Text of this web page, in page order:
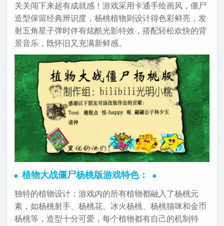
关关闯下来超有成就感！游戏采用卡通手绘画风，僵尸
造型保留经典辨识度，杨桃植物则设计得色彩鲜亮，发
射五角星子弹时伴有炫酷光影特效，搭配轻松欢快的背
景音乐，既怀旧又充满新鲜感。
植物大战僵尸杨桃版游戏特色：
独特的植物设计：游戏内的所有植物都融入了杨桃元
素，如杨桃射手、杨桃花、冰火杨桃、杨桃猫咪和金币
杨桃等，造型十分可爱，每个植物都有自己的机制特